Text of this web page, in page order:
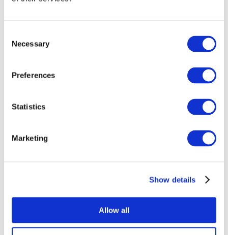
Selection
Necessary
Preferences
Statistics
Marketing
Show details
Allow all